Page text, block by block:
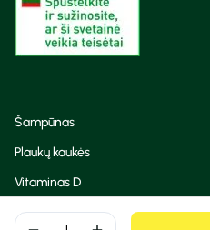
Šampūnas
Plaukų kaukės
Vitaminas D
Korėjietiška kosmetika